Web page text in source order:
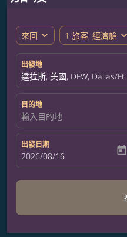
來回 expand_more 1 旅客, 經濟艙 expand_more
出發地
達拉斯, 美國, DFW, Dallas/
目的地
輸入目的地
出發日期
fc-booking-departure-date-
2026/08/16 today